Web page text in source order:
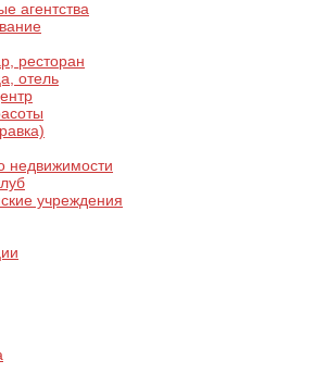
агентства
ресторан
отель
недвижимости
учреждения